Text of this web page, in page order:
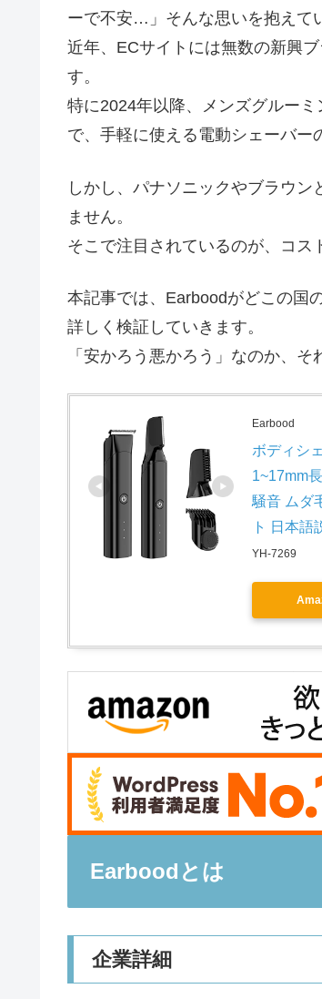
ーで不安…」そんな思いを抱えて
近年、ECサイトには無数の新興
す。
特に2024年以降、メンズグルー
で、手軽に使える電動シェーバー
しかし、パナソニックやブラウ
ません。
そこで注目されているのが、コス
本記事では、Earboodがどこの国
詳しく検証していきます。
「安かろう悪かろう」なのか、
Earbood
ボディシ
1~17mm
騒音 ムダ
ト 日本語
YH-7269
Earboodとは
企業詳細